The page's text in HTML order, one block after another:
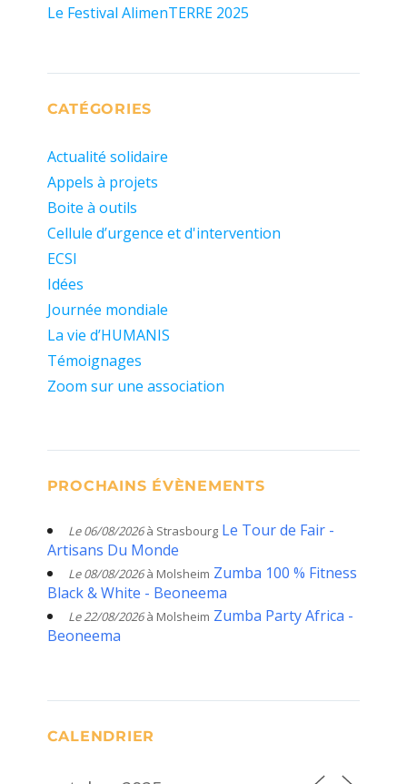
Le Festival AlimenTERRE 2025
CATÉGORIES
Actualité solidaire
Appels à projets
Boite à outils
Cellule d’urgence et d'intervention
ECSI
Idées
Journée mondiale
La vie d’HUMANIS
Témoignages
Zoom sur une association
PROCHAINS ÉVÈNEMENTS
Le 06/08/2026à Strasbourg Le Tour de Fair -
Artisans Du Monde
Le 08/08/2026à Molsheim Zumba 100 % Fitness
Black & White - Beoneema
Le 22/08/2026à Molsheim Zumba Party Africa -
Beoneema
CALENDRIER